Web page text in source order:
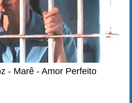
- Marê - Amor Perfeito